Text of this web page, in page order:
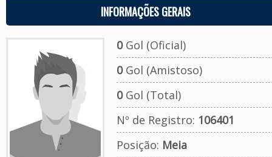
INFORMAÇÕES GERAIS
0Gol (Oficial)
0Gol (Amistoso)
0Gol (Total)
Nº de Registro: 106401
Posição: Meia